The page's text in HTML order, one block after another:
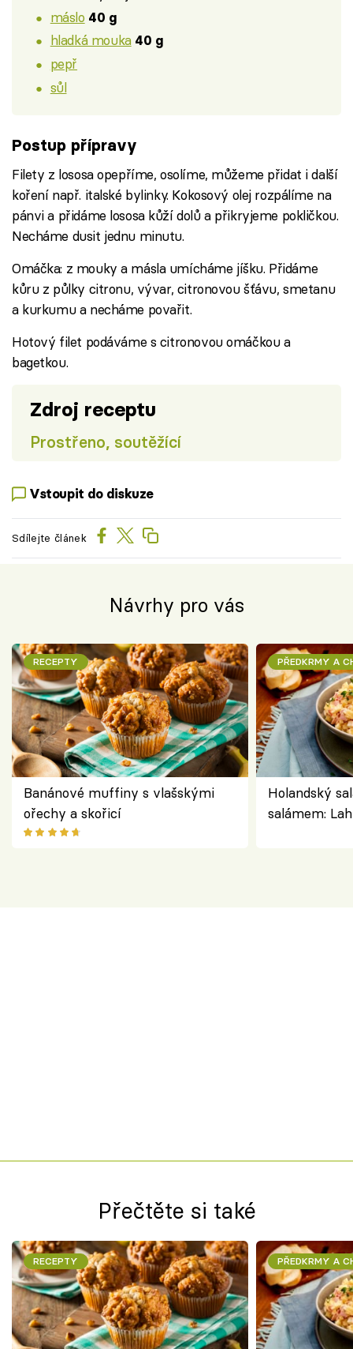
máslo 40 g
hladká mouka 40 g
pepř
sůl
Postup přípravy
Filety z lososa opepříme, osolíme, můžeme přidat i další
koření např. italské bylinky. Kokosový olej rozpálíme na
pánvi a přidáme lososa kůží dolů a přikryjeme pokličkou.
Necháme dusit jednu minutu.
Omáčka: z mouky a másla umícháme jíšku. Přidáme
kůru z půlky citronu, vývar, citronovou šťávu, smetanu
a kurkumu a necháme povařit.
Hotový filet podáváme s citronovou omáčkou a
bagetkou.
Zdroj receptu
Prostřeno, soutěžící
Vstoupit do diskuze
Sdílejte článek
Návrhy pro vás
RECEPTY
Banánové muffiny s vlašskými
ořechy a skořicí
PŘEDKRMY A
Holandský
salámem:
Přečtěte si také
RECEPTY PŘEDKRMY A